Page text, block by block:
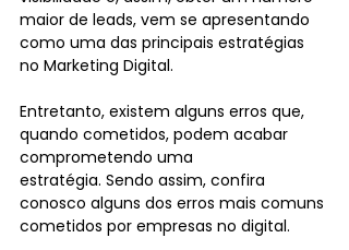
maior de leads, vem se apresentando
como uma das principais estratégias
no Marketing Digital.
Entretanto, existem alguns erros que,
quando cometidos, podem acabar
comprometendo uma
estratégia. Sendo assim, confira
conosco alguns dos erros mais comuns
cometidos por empresas no digital.